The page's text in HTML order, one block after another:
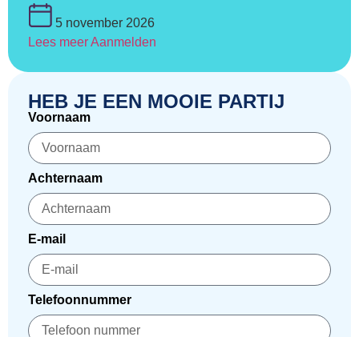
5 november 2026
Lees meerAanmelden
HEB JE EEN MOOIE PARTIJ
Voornaam
Achternaam
E-mail
Telefoonnummer